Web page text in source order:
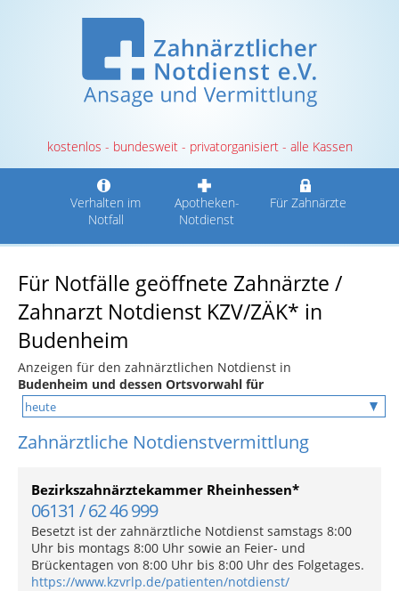
kostenlos - bundesweit - privatorganisiert - alle Kassen
Verhalten im
Notfall
Apotheken-
Notdienst
Für Zahnärzte
Für Notfälle geöffnete Zahnärzte /
Zahnarzt Notdienst KZV/ZÄK* in
Budenheim
Anzeigen für den zahnärztlichen Notdienst in
Budenheim und dessen Ortsvorwahl für
Zahnärztliche Notdienstvermittlung
Bezirkszahnärztekammer Rheinhessen*
06131 / 62 46 999
Besetzt ist der zahnärztliche Notdienst samstags 8:00
Uhr bis montags 8:00 Uhr sowie an Feier- und
Brückentagen von 8:00 Uhr bis 8:00 Uhr des Folgetages.
https://www.kzvrlp.de/patienten/notdienst/